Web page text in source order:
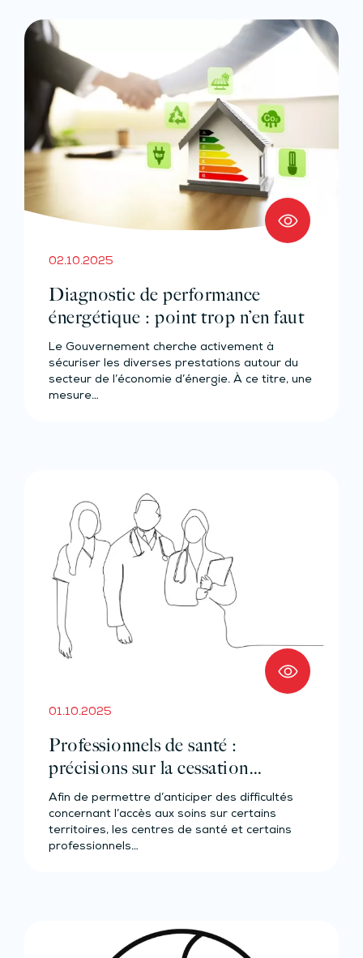
02.10.2025
Diagnostic de performance
énergétique : point trop n’en faut
Le Gouvernement cherche activement à
sécuriser les diverses prestations autour du
secteur de l’économie d’énergie. À ce titre, une
mesure…
01.10.2025
Professionnels de santé :
précisions sur la cessation
d’activité
Afin de permettre d’anticiper des difficultés
concernant l’accès aux soins sur certains
territoires, les centres de santé et certains
professionnels…